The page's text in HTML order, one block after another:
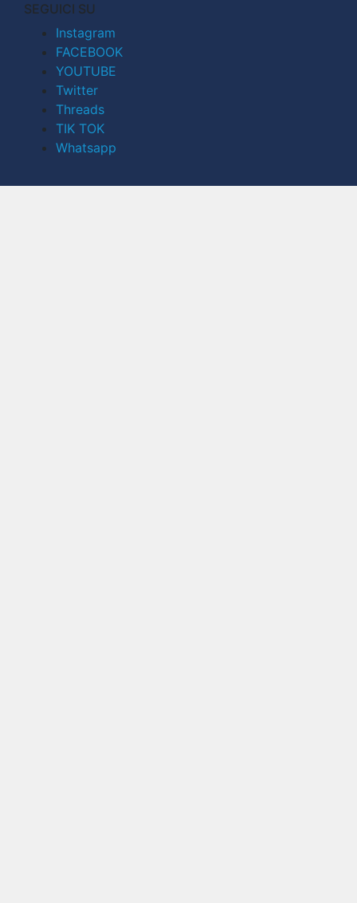
SEGUICI SU
Instagram
FACEBOOK
YOUTUBE
Twitter
Threads
TIK TOK
Whatsapp